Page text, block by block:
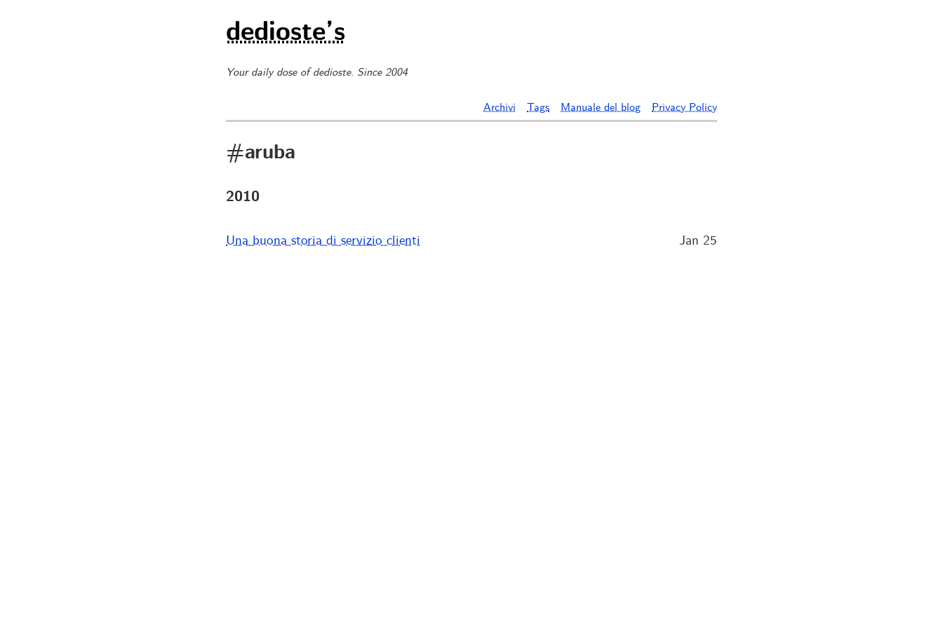
dedioste’s
Your daily dose of dedioste. Since 2004
Archivi Tags Manuale del blog Privacy Policy
#aruba
2010
Una buona storia di servizio clienti Jan 25